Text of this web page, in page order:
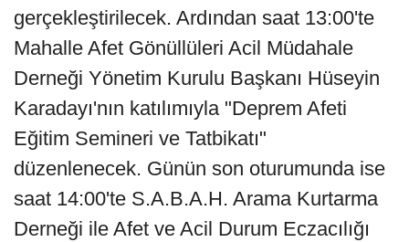
gerçekleştirilecek. Ardından saat 13:00'te
Mahalle Afet Gönüllüleri Acil Müdahale
Derneği Yönetim Kurulu Başkanı Hüseyin
Karadayı'nın katılımıyla "Deprem Afeti
Eğitim Semineri ve Tatbikatı"
düzenlenecek. Günün son oturumunda ise
saat 14:00'te S.A.B.A.H. Arama Kurtarma
Derneği ile Afet ve Acil Durum Eczacılığı